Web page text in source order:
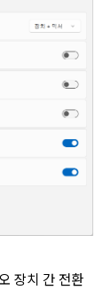
장치 간 전환